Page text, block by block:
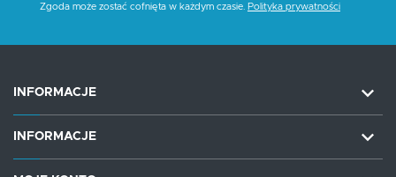
Zgoda może zostać cofnięta w każdym czasie. Polityka prywatności
INFORMACJE
INFORMACJE